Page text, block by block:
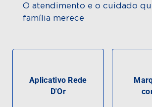
O atendimento e o cuidado
família merece
Aplicativo Rede
D'Or